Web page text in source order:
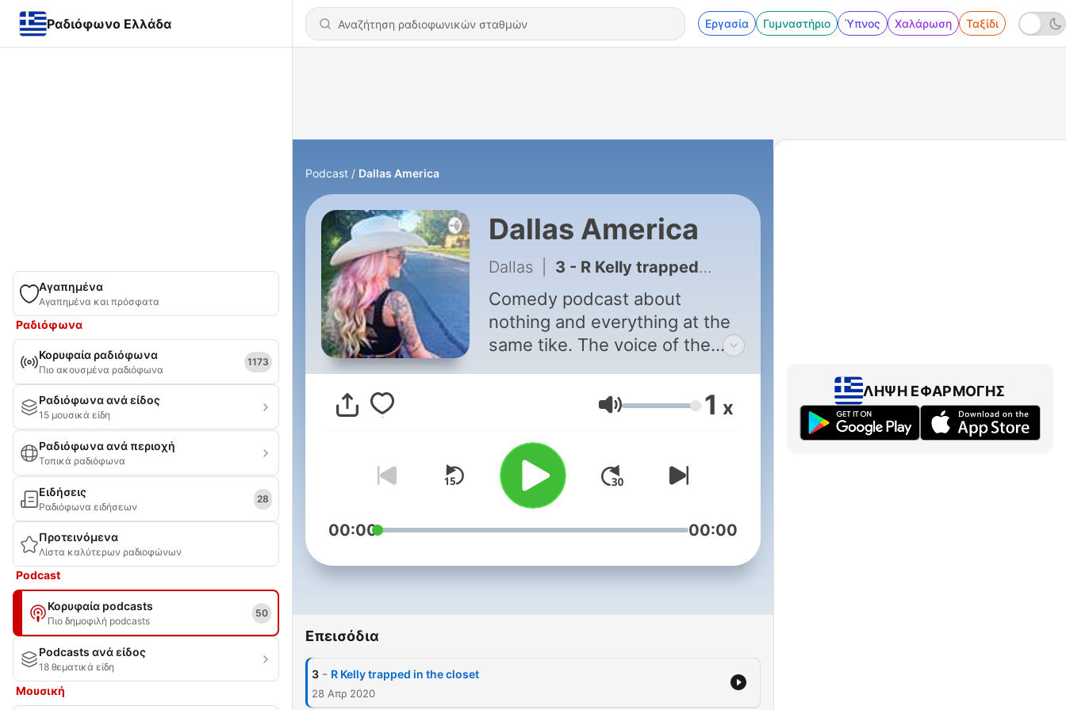
Ραδιόφωνο Ελλάδα Εργασία Γυμναστήριο Ύπνος Χαλάρωση Ταξίδι
Αγαπημένα
Αγαπημένα και πρόσφατα
Ραδιόφωνα
Κορυφαία ραδιόφωνα
Πιο ακουσμένα ραδιόφωνα
1173
Ραδιόφωνα ανά είδος
15 μουσικά είδη
Ραδιόφωνα ανά περιοχή
Τοπικά ραδιόφωνα
Ειδήσεις
Ραδιόφωνα ειδήσεων
28
Προτεινόμενα
Λίστα καλύτερων ραδιοφώνων
Podcast
Κορυφαία podcasts
Πιο δημοφιλή podcasts
50
Podcasts ανά είδος
18 θεματικά είδη
Μουσική
Podcast Dallas America
Dallas America
Dallas 3 - R Kelly trapped in the closet
Comedy podcast about
nothing and everything at the
same tike. The voice of the
Ένταση 1 x
00:00 00:00
Επεισόδια
3 - R Kelly trapped in the closet
28 Απρ 2020
ΛΉΨΗ ΕΦΑΡΜΟΓΉΣ